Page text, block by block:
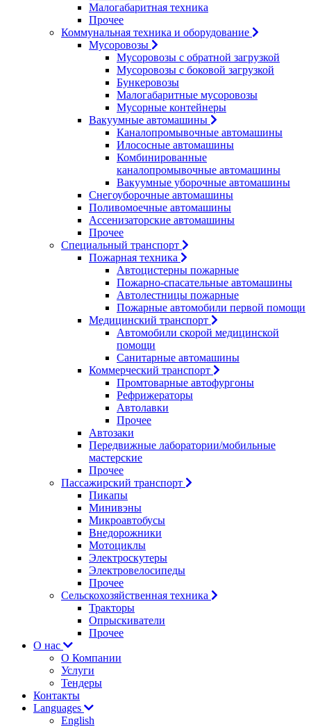
Малогабаритная техника
Прочее
Коммунальная техника и оборудование
Мусоровозы
Мусоровозы с обратной загрузкой
Мусоровозы с боковой загрузкой
Бункеровозы
Малогабаритные мусоровозы
Мусорные контейнеры
Вакуумные автомашины
Каналопромывочные автомашины
Илососные автомашины
Комбинированные
каналопромывочные автомашины
Вакуумные уборочные автомашины
Снегоуборочные автомашины
Поливомоечные автомашины
Ассенизаторские автомашины
Прочее
Специальный транспорт
Пожарная техника
Автоцистерны пожарные
Пожарно-спасательные автомашины
Автолестницы пожарные
Пожарные автомобили первой помощи
Медицинский транспорт
Автомобили скорой медицинской
помощи
Санитарные автомашины
Коммерческий транспорт
Промтоварные автофургоны
Рефрижераторы
Автолавки
Прочее
Автозаки
Передвижные лаборатории/мобильные
мастерские
Прочее
Пассажирский транспорт
Пикапы
Минивэны
Микроавтобусы
Внедорожники
Мотоциклы
Электроскутеры
Электровелосипеды
Прочее
Сельскохозяйственная техника
Тракторы
Опрыскиватели
Прочее
О нас
О Компании
Услуги
Тендеры
Контакты
Languages
English